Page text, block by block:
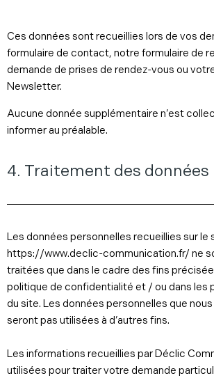
Ces données sont recueillies lors de vos
formulaire de contact, notre formulaire de
demande de prises de rendez-vous ou
Newsletter.
Aucune donnée supplémentaire n’est
informer au préalable.
4. Traitement des données
Les données personnelles recueillies sur le
https://www.declic-communication.fr/ ne
traitées que dans le cadre des fins
politique de confidentialité et / ou dans les
du site. Les données personnelles que
seront pas utilisées à d’autres fins.
Les informations recueillies par Déclic
utilisées pour traiter votre demande